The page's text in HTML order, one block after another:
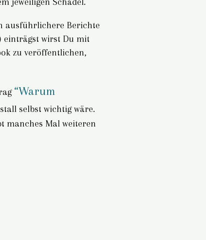
ausführlichere Berichte
einträgst wirst Du mit
zu veröffentlichen,
“Warum
selbst wichtig wäre.
manches Mal weiteren